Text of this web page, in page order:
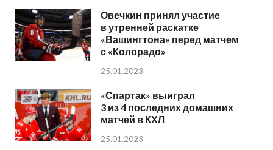
Овечкин принял участие
в утренней раскатке
«Вашингтона» перед матчем
с «Колорадо»
25.01.2023
«Спартак» выиграл
3 из 4 последних домашних
матчей в КХЛ
25.01.2023